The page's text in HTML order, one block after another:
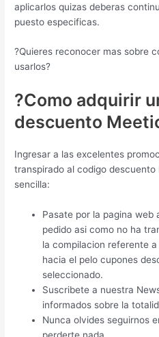
aplicarlos quizas deberas
puesto especificas.
?Quieres reconocer mas sobre
usarlos?
?Como adquirir
descuento
Ingresar a las excelentes
transpirado al codigo
sencilla:
Pasate por la pagina
pedido asi­ como no ha
la compilacion referente
hacia el pelo cupones
seleccionado.
Suscribete a nuestra
informados sobre la
Nunca olvides seguirnos